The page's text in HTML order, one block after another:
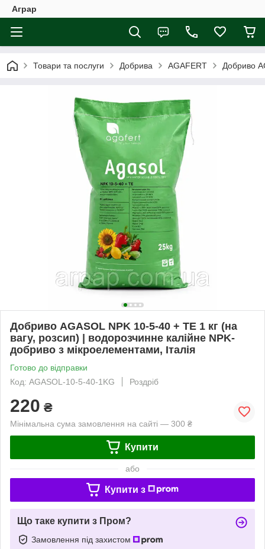
Аграр
Товари та послуги Добрива AGAFERT Добриво
Добриво AGASOL NPK 10-5-40 + TE 1 кг (на
вагу, розсип) | водорозчинне калійне NPK-
добриво з мікроелементами, Італія
Готово до відправки
Код: AGASOL-10-5-40-1KG
Роздріб
220 ₴
Мінімальна сума замовлення на сайті — 300 ₴
Купити
або
Купити з
Що таке купити з Пром?
Замовлення під захистом